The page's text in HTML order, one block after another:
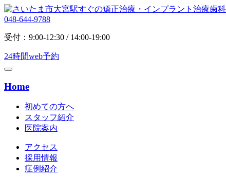
048-644-9788
受付：9:00-12:30 / 14:00-19:00
24時間web予約
Home
初めての方へ
スタッフ紹介
医院案内
アクセス
採用情報
症例紹介